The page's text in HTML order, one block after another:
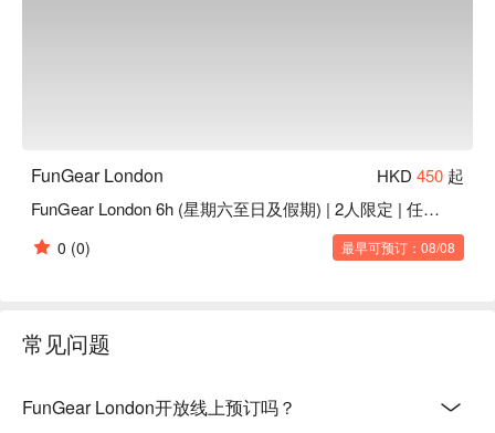
FunGear London HKD 450 起
FunGear London 6h (星期六至日及假期) | 2人限定 | 任飲卡拉OK | Mong Kok Party Room
0 (0) 最早可预订：08/08
常见问题
FunGear London开放线上预订吗？